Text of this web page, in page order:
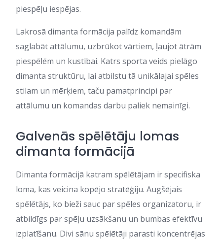
piespēļu iespējas.
Lakrosā dimanta formācija palīdz komandām
saglabāt attālumu, uzbrūkot vārtiem, ļaujot ātrām
piespēlēm un kustībai. Katrs sporta veids pielāgo
dimanta struktūru, lai atbilstu tā unikālajai spēles
stilam un mērķiem, taču pamatprincipi par
attālumu un komandas darbu paliek nemainīgi.
Galvenās spēlētāju lomas
dimanta formācijā
Dimanta formācijā katram spēlētājam ir specifiska
loma, kas veicina kopējo stratēģiju. Augšējais
spēlētājs, ko bieži sauc par spēles organizatoru, ir
atbildīgs par spēļu uzsākšanu un bumbas efektīvu
izplatīšanu. Divi sānu spēlētāji parasti koncentrējas